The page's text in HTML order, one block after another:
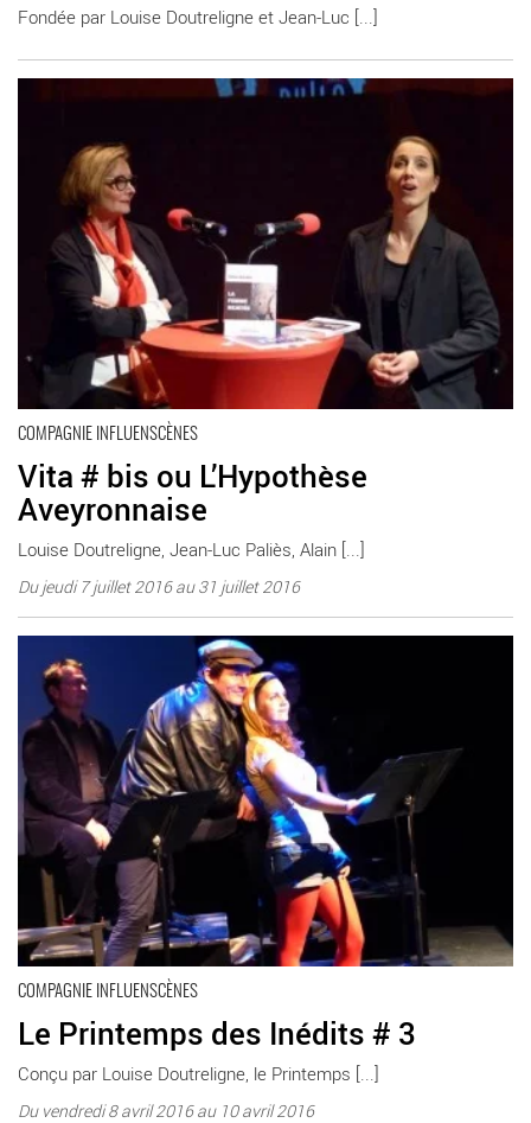
Fondée par Louise Doutreligne et Jean-Luc [...]
COMPAGNIE INFLUENSCÈNES
Vita # bis ou L’Hypothèse
Aveyronnaise
Louise Doutreligne, Jean-Luc Paliès, Alain [...]
Du jeudi 7 juillet 2016 au 31 juillet 2016
En savoir plus
COMPAGNIE INFLUENSCÈNES
Le Printemps des Inédits # 3
Conçu par Louise Doutreligne, le Printemps [...]
Du vendredi 8 avril 2016 au 10 avril 2016